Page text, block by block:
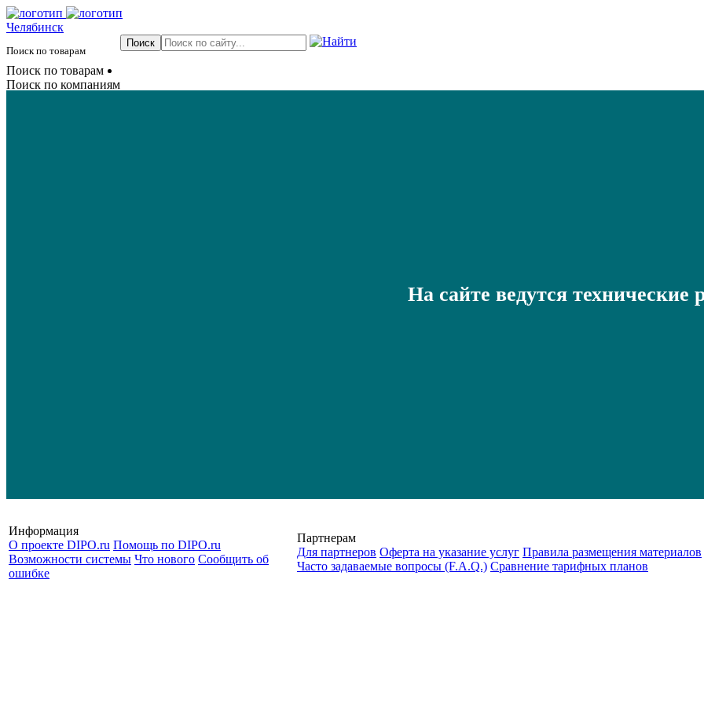
Челябинск
Поиск по товарам
Поиск по товарам
Поиск по компаниям
На сайте ведутся технические
Информация
О проекте DIPO.ru Помощь по DIPO.ru
Возможности системы Что нового Сообщить об
ошибке
Партнерам
Для партнеров Оферта на указание услуг Правила размещения материалов
Часто задаваемые вопросы (F.A.Q.) Cравнение тарифных планов